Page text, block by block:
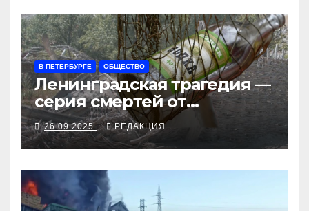
В ПЕТЕРБУРГЕ ОБЩЕСТВО
Ленинградская трагедия —
серия смертей от
алкосуррогата
26.09.2025 РЕДАКЦИЯ